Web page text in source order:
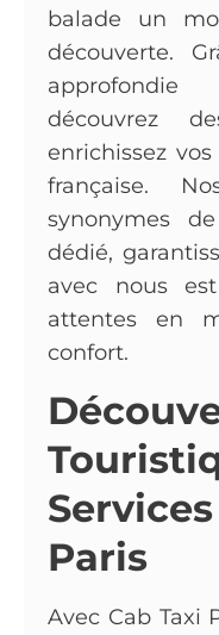
balade un
découverte.
découvrez
enrichissez
française.
synonymes
dédié,
avec nous
attentes en
confort.
Paris
Avec Cab Taxi